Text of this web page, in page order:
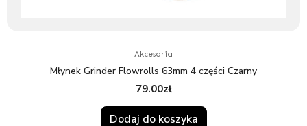
Akcesoria
Młynek Grinder Flowrolls 63mm 4 części Czarny
79.00zł
Dodaj do koszyka